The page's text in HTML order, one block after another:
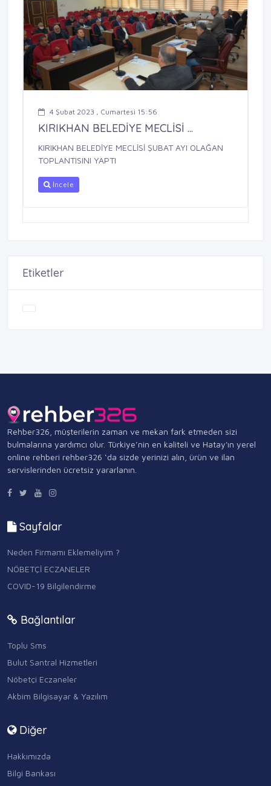
4 Şubat 2023 , Cumartesi 15:56
KIRIKHAN BELEDİYE MECLİSİ ...
KIRIKHAN BELEDİYE MECLİSİ ŞUBAT AYI OLAĞAN
TOPLANTISINI YAPTI
İncele
Etiketler
Rehber326, müşterilerin zaman ve mekan fark etmeden sizi
bulmalarına yardımcı olur. Türkiye’nin en kaliteli ve Hatay'ın yerel
online rehberi rehber326 ‘da sizde yerinizi alın, ürün ve ilan
servislerinden ücretsiz yararlanın.
Sayfalar
Neden Firmamı Eklemeliyim ?
NÖBETÇİ ECZANELER
COVID-19 Bilgilendirme
Bağlantılar
Toplu Sms
Bulut Santral Hizmetleri
Nöbetçi Eczaneler
Akbim Bilgisayar & Yazılım
Diğer
Hakkımızda
Bilgi Bankası